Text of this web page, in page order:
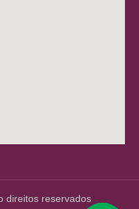
direitos reservados